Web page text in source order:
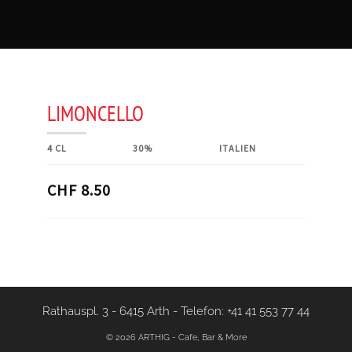
LIMONCELLO
4 CL 30% ITALIEN
CHF 8.50
Rathauspl. 3 - 6415 Arth - Telefon: +41 41 553 77 44
© 2026 ARTHIG - Cafe, Bar & More